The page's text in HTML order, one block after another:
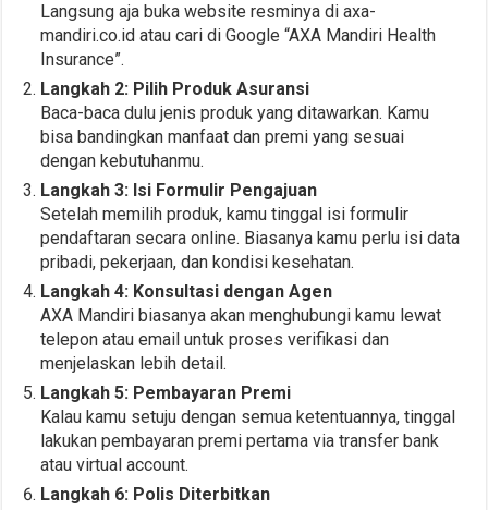
Langsung aja buka website resminya di axa-
mandiri.co.id atau cari di Google “AXA Mandiri Health
Insurance”.
Langkah 2: Pilih Produk Asuransi
Baca-baca dulu jenis produk yang ditawarkan. Kamu
bisa bandingkan manfaat dan premi yang sesuai
dengan kebutuhanmu.
Langkah 3: Isi Formulir Pengajuan
Setelah memilih produk, kamu tinggal isi formulir
pendaftaran secara online. Biasanya kamu perlu isi data
pribadi, pekerjaan, dan kondisi kesehatan.
Langkah 4: Konsultasi dengan Agen
AXA Mandiri biasanya akan menghubungi kamu lewat
telepon atau email untuk proses verifikasi dan
menjelaskan lebih detail.
Langkah 5: Pembayaran Premi
Kalau kamu setuju dengan semua ketentuannya, tinggal
lakukan pembayaran premi pertama via transfer bank
atau virtual account.
Langkah 6: Polis Diterbitkan